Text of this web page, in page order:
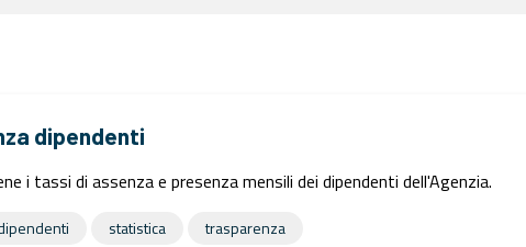
dipendenti
i tassi di assenza e presenza mensili dei dipendenti dell'Agenzia.
statistica trasparenza